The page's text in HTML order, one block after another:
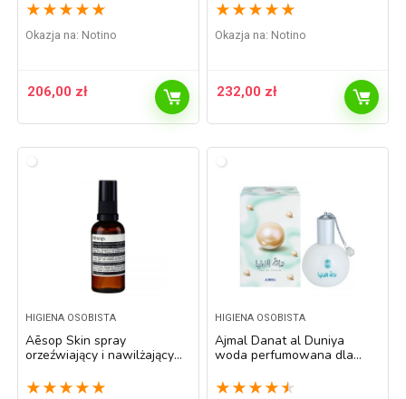
★ ★ ★ ★ ★
Okazja na: Notino
206,00 zł
★ ★ ★ ★ ★
Okazja na: Notino
232,00 zł
HIGIENA OSOBISTA
Aēsop Skin spray
orzeźwiający i nawilżający
★ ★ ★ ★ ★
HIGIENA OSOBISTA
Ajmal Danat al Duniya
woda perfumowana dla
★ ★ ★ ★ ★